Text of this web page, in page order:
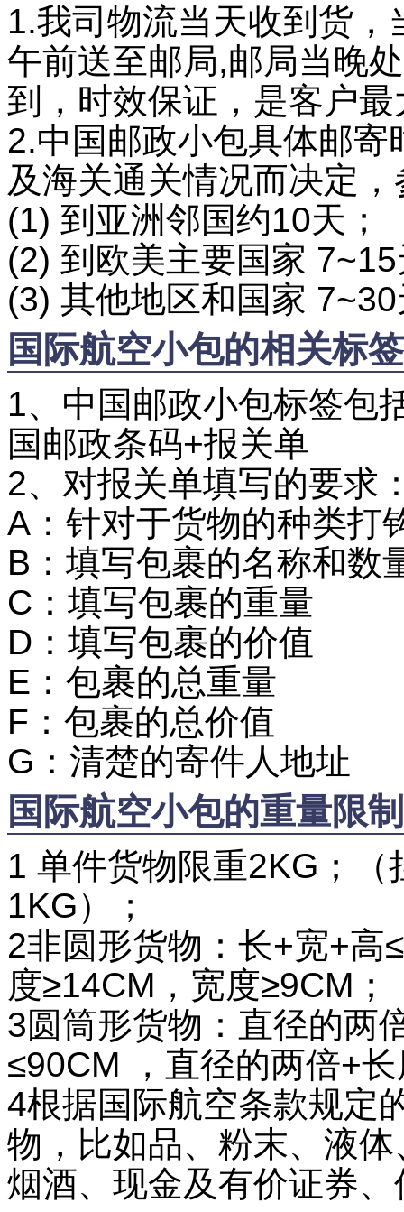
1.我司物流当天收到货
午前送至邮局,邮局当晚
到，时效保证，是客户
2.中国邮政小包具体邮
及海关通关情况而
(1) 到亚洲邻国约
(2) 到欧美主要国家
(3) 其他地区和国家
国际航空小包的相关标签
1、中国邮政小包标签包
国邮政条码+报关单
2、对报关单填写的要求
A：针对于货物的种类打
B：填写包裹的名称和数
C：填写包裹的重量
D：填写包裹的价值
E：包裹的总重量
F：包裹的总价值
G：清楚的寄件人地址
国际航空小包的重量限
1 单件货物限重2KG；
1KG）；
2非圆形货物：长+宽+高
度≥14CM，宽度≥9CM；
3圆筒形货物：直径的两
≤90CM ，直径的两倍+
4根据国际航空条款规定
物，比如品、粉末、液
烟酒、现金及有价证券